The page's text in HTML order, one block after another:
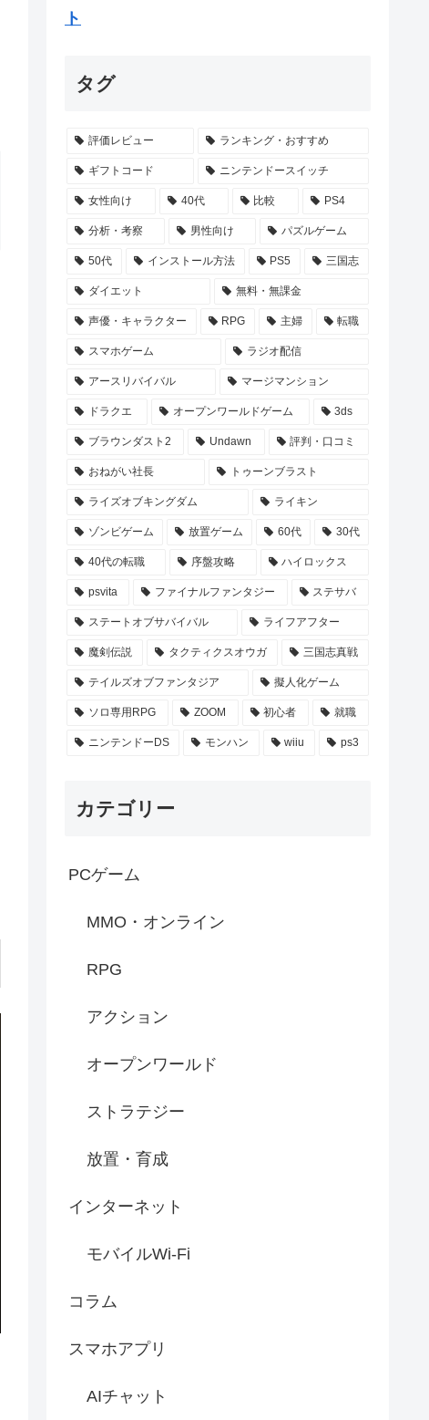
ト
タグ
評価レビュー ランキング・おすすめ
ギフトコード ニンテンドースイッチ
女性向け 40代 比較 PS4
分析・考察 男性向け パズルゲーム
50代 インストール方法 PS5 三国志
ダイエット 無料・無課金
声優・キャラクター RPG 主婦 転職
スマホゲーム ラジオ配信
アースリバイバル マージマンション
ドラクエ オープンワールドゲーム 3ds
ブラウンダスト2 Undawn 評判・口コミ
おねがい社長 トゥーンブラスト
ライズオブキングダム ライキン
ゾンビゲーム 放置ゲーム 60代 30代
40代の転職 序盤攻略 ハイロックス
psvita ファイナルファンタジー ステサバ
ステートオブサバイバル ライフアフター
魔剣伝説 タクティクスオウガ 三国志真戦
テイルズオブファンタジア 擬人化ゲーム
ソロ専用RPG ZOOM 初心者 就職
ニンテンドーDS モンハン wiiu ps3
カテゴリー
PCゲーム
MMO・オンライン
RPG
アクション
オープンワールド
ストラテジー
放置・育成
インターネット
モバイルWi-Fi
コラム
スマホアプリ
AIチャット